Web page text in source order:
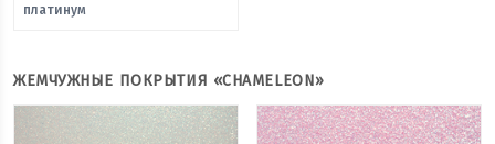
платинум
ЖЕМЧУЖНЫЕ ПОКРЫТИЯ «CHAMELEON»